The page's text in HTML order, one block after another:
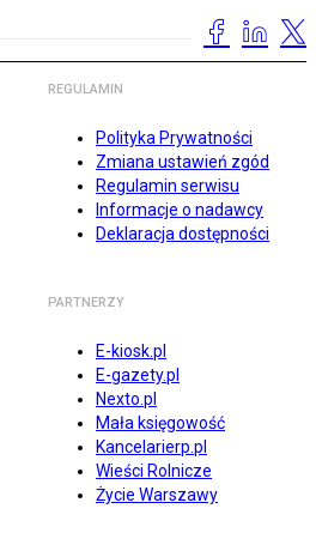
REGULAMIN
Polityka Prywatności
Zmiana ustawień zgód
Regulamin serwisu
Informacje o nadawcy
Deklaracja dostępności
PARTNERZY
E-kiosk.pl
E-gazety.pl
Nexto.pl
Mała księgowość
Kancelarierp.pl
Wieści Rolnicze
Życie Warszawy